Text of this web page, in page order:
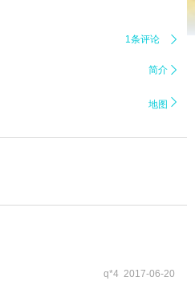
1条评论 
简介 
地图 
q*4 2017-06-20